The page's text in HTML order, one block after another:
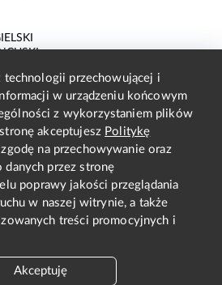
technologii przechowującej i
w urządzeniu końcowym
z wykorzystaniem plików
akceptujesz Politykę
na przechowywanie oraz
danych przez stronę
poprawy jakości przeglądania
w naszej witrynie, a także
treści promocyjnych i
Akceptuję